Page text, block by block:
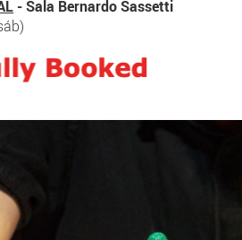
- Sala Bernardo Sassetti